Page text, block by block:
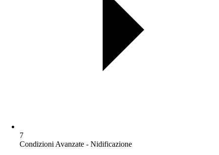
7
Condizioni Avanzate - Nidificazione